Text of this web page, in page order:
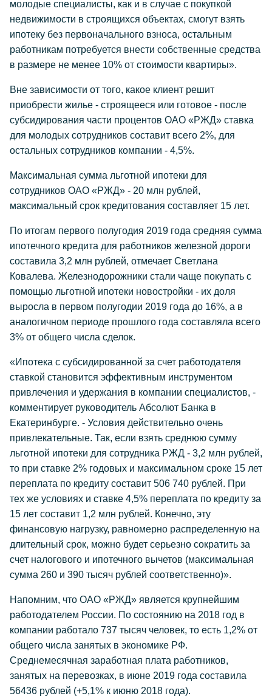
молодые специалисты, как и в случае с покупкой
недвижимости в строящихся объектах, смогут взять
ипотеку без первоначального взноса, остальным
работникам потребуется внести собственные средства
в размере не менее 10% от стоимости квартиры».
Вне зависимости от того, какое клиент решит
приобрести жилье - строящееся или готовое - после
субсидирования части процентов ОАО «РЖД» ставка
для молодых сотрудников составит всего 2%, для
остальных сотрудников компании - 4,5%.
Максимальная сумма льготной ипотеки для
сотрудников ОАО «РЖД» - 20 млн рублей,
максимальный срок кредитования составляет 15 лет.
По итогам первого полугодия 2019 года средняя сумма
ипотечного кредита для работников железной дороги
составила 3,2 млн рублей, отмечает Светлана
Ковалева. Железнодорожники стали чаще покупать с
помощью льготной ипотеки новостройки - их доля
выросла в первом полугодии 2019 года до 16%, а в
аналогичном периоде прошлого года составляла всего
3% от общего числа сделок.
«Ипотека с субсидированной за счет работодателя
ставкой становится эффективным инструментом
привлечения и удержания в компании специалистов, -
комментирует руководитель Абсолют Банка в
Екатеринбурге. - Условия действительно очень
привлекательные. Так, если взять среднюю сумму
льготной ипотеки для сотрудника РЖД - 3,2 млн рублей,
то при ставке 2% годовых и максимальном сроке 15 лет
переплата по кредиту составит 506 740 рублей. При
тех же условиях и ставке 4,5% переплата по кредиту за
15 лет составит 1,2 млн рублей. Конечно, эту
финансовую нагрузку, равномерно распределенную на
длительный срок, можно будет серьезно сократить за
счет налогового и ипотечного вычетов (максимальная
сумма 260 и 390 тысяч рублей соответственно)».
Напомним, что ОАО «РЖД» является крупнейшим
работодателем России. По состоянию на 2018 год в
компании работало 737 тысяч человек, то есть 1,2% от
общего числа занятых в экономике РФ.
Среднемесячная заработная плата работников,
занятых на перевозках, в июне 2019 года составила
56436 рублей (+5,1% к июню 2018 года).